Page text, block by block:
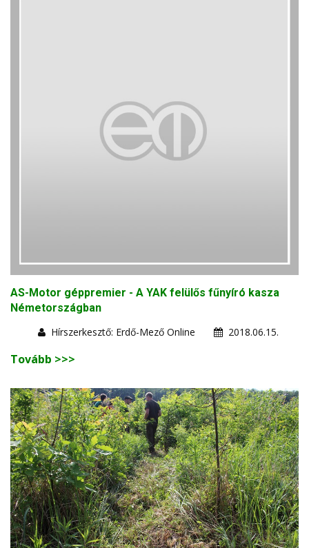
AS-Motor géppremier - A YAK felülős fűnyíró kasza
Németországban
Hírszerkesztő: Erdő-Mező Online
2018.06.15.
Tovább >>>